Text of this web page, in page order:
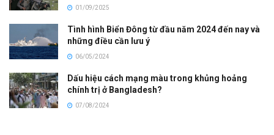
01/09/2025
Tình hình Biển Đông từ đầu năm 2024 đến nay và
những điều cần lưu ý
06/05/2024
Dấu hiệu cách mạng màu trong khủng hoảng
chính trị ở Bangladesh?
07/08/2024